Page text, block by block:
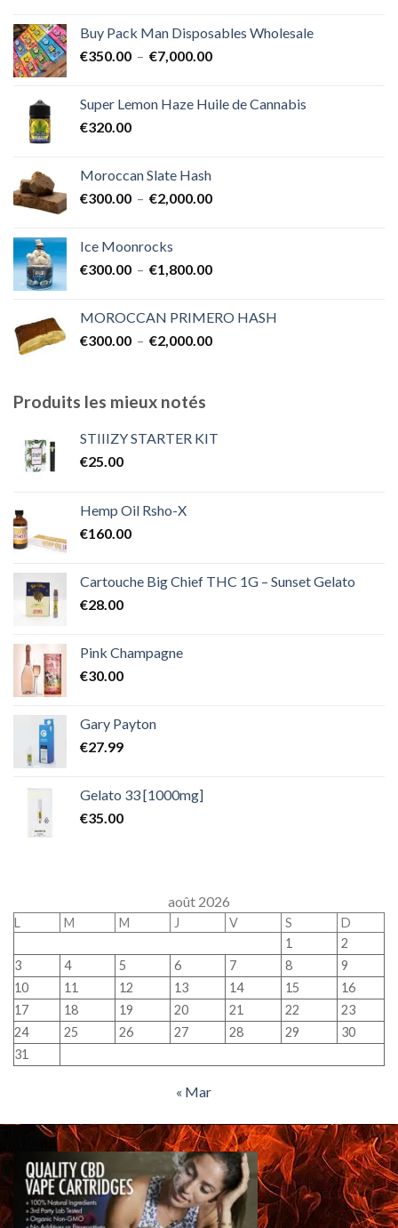
€400.00
à
Buy Pack Man Disposables Wholesale
€350.00 – €7,000.00Plage
€350.00
Super Lemon Haze Huile de Cannabis
€320.00
Moroccan Slate Hash
€300.00 – €2,000.00Plage
à
Ice Moonrocks
€300.00 – €1,800.00Plage
€300.00
à
MOROCCAN PRIMERO HASH
€300.00 – €2,000.00Plage
€2,000.00
Produits les mieux notés
STIIIZY STARTER KIT
€25.00
Hemp Oil Rsho-X
€160.00
Cartouche Big Chief THC 1G – Sunset Gelato
€28.00
Pink Champagne
€30.00
Gary Payton
€27.99
Gelato 33 [1000mg]
€35.00
août 2026
L M M J V S
D
1
2
3
4 5 6 7 8
9
10
11 12 13 14 15
16
17
18 19 20 21 22
23
24
25 26 27 28 29
30
31
« Mar